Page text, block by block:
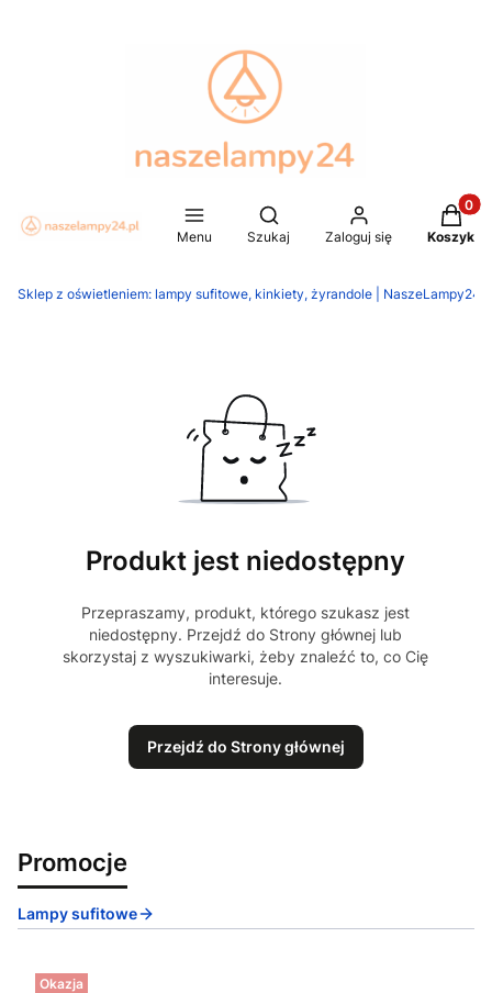
Menu
Otwórz wyszukiwarkę
Szukaj Zaloguj się Koszyk
Sklep z oświetleniem: lampy sufitowe, kinkiety, żyrandole |
Produkt jest niedostępny
Przepraszamy, produkt, którego szukasz jest
niedostępny. Przejdź do Strony głównej lub
skorzystaj z wyszukiwarki, żeby znaleźć to, co Cię
interesuje.
Przejdź do Strony głównej
Promocje
Lampy sufitowe
Okazja